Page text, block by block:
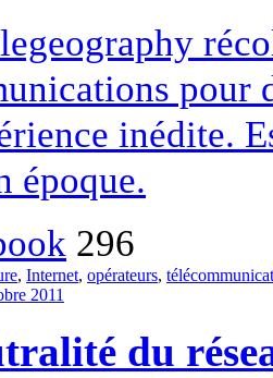
pour
inédite.
époque.
296
, Internet, opérateurs,
2011
du